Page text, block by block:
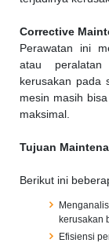
Corrective
Perawatan ini
atau peralatan
kerusakan pada
mesin masih
maksimal.
Tujuan
Berikut ini
kerusakan
Efisiensi